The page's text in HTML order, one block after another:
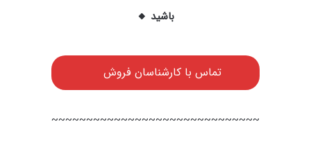
باشید 🔸
تماس با کارشناسان فروش
~~~~~~~~~~~~~~~~~~~~~~~~~~~~~~